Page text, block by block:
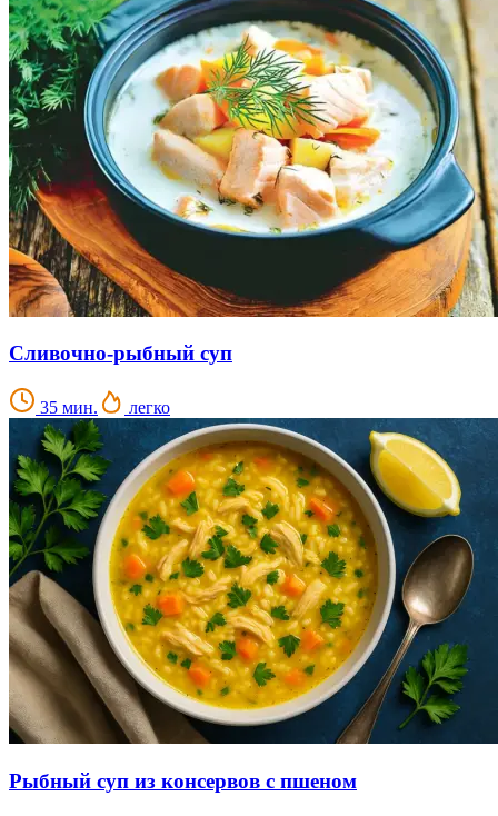
Сливочно-рыбный суп
35 мин. легко
Рыбный суп из консервов с пшеном